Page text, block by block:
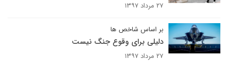
۲۷ مرداد ۱۳۹۷
بر اساس شاخص ها
دلیلی برای وقوع جنگ نیست
۲۷ مرداد ۱۳۹۷